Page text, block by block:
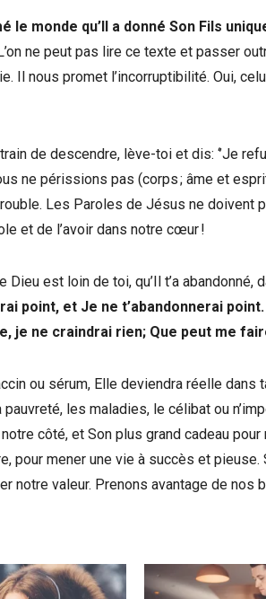
le monde qu’Il a donné Son Fils
ne peut pas lire ce texte et passer
Il nous promet l’incorruptibilité. Oui,
de descendre, lève-toi et dis: ‘’Je
ne périssions pas (corps ; âme et
Les Paroles de Jésus ne doivent
et de l’avoir dans notre cœur !
est loin de toi, qu’Il t’a abandonné,
point, et Je ne t’abandonnerai
ne craindrai rien; Que peut me faire
ou sérum, Elle deviendra réelle dans
les maladies, le célibat ou
côté, et Son plus grand cadeau pour
pour mener une vie à succès et
notre valeur. Prenons avantage de nos